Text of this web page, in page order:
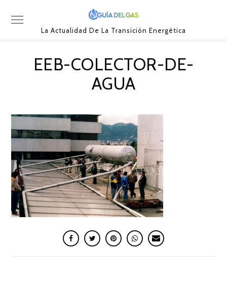
La Actualidad De La Transición Energética
EEB-COLECTOR-DE-
AGUA